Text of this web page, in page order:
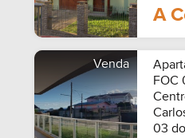
A
Venda
FOC
03